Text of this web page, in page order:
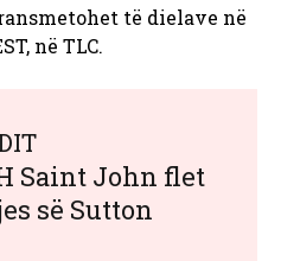
të dielave në
në TLC.
Saint John flet
së Sutton